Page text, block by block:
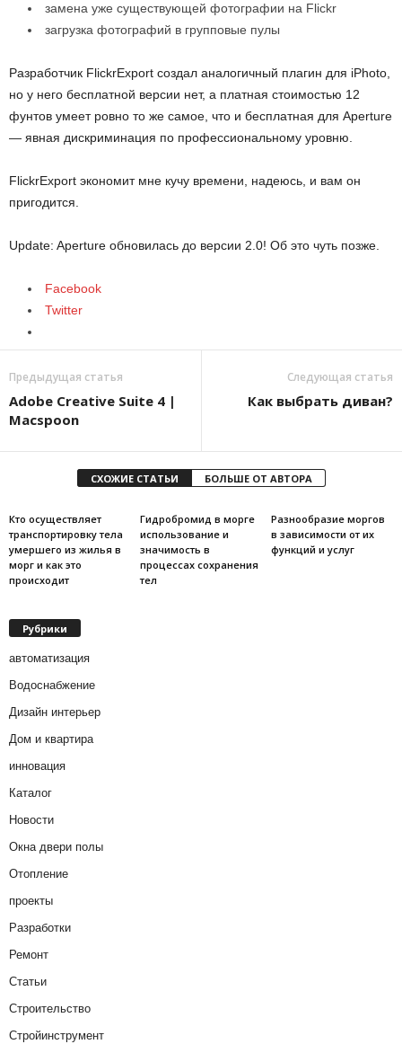
замена уже существующей фотографии на Flickr
загрузка фотографий в групповые пулы
Разработчик FlickrExport создал аналогичный плагин для iPhoto,
но у него бесплатной версии нет, а платная стоимостью 12
фунтов умеет ровно то же самое, что и бесплатная для Aperture
— явная дискриминация по профессиональному уровню.
FlickrExport экономит мне кучу времени, надеюсь, и вам он
пригодится.
Update: Aperture обновилась до версии 2.0! Об это чуть позже.
Facebook
Twitter
Предыдущая статья
Adobe Creative Suite 4 |
Macspoon
Следующая статья
Как выбрать диван?
СХОЖИЕ СТАТЬИ БОЛЬШЕ ОТ АВТОРА
Кто осуществляет
транспортировку тела
умершего из жилья в
морг и как это
происходит
Гидробромид в морге
использование и
значимость в
процессах сохранения
тел
Разнообразие моргов
в зависимости от их
функций и услуг
Рубрики
автоматизация
Водоснабжение
Дизайн интерьер
Дом и квартира
инновация
Каталог
Новости
Окна двери полы
Отопление
проекты
Разработки
Ремонт
Статьи
Строительство
Стройинструмент